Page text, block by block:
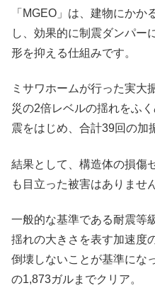
「MGEO」は、建物にか
し、効果的に制震ダンパー
形を抑える仕組みです。
ミサワホームが行った実大
災の2倍レベルの揺れをふ
震をはじめ、合計39回の加
結果として、構造体の損傷
も目立った被害はありませ
一般的な基準である耐震等
揺れの大きさを表す加速度
倒壊しないことが基準にな
の1,873ガルまでクリア。